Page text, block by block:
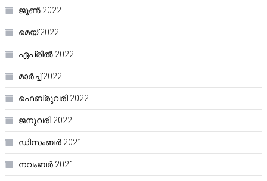
ജൂൺ 2022
മെയ്‌ 2022
ഏപ്രിൽ 2022
മാർച്ച്‌ 2022
ഫെബ്രുവരി 2022
ജനുവരി 2022
ഡിസംബർ 2021
നവംബർ 2021